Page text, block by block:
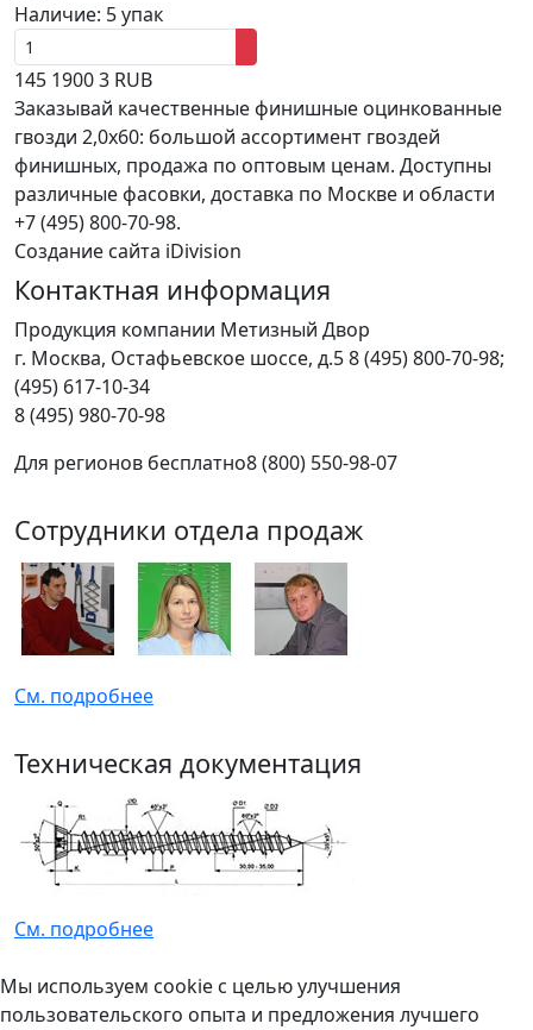
Наличие: 5 упак
145 19003 RUB
Заказывай качественные финишные оцинкованные
гвозди 2,0x60: большой ассортимент гвоздей
финишных, продажа по оптовым ценам. Доступны
различные фасовки, доставка по Москве и области
+7 (495) 800-70-98.
Создание сайта iDivision
Контактная информация
Продукция компании Метизный Двор
г. Москва, Остафьевское шоссе, д.58 (495) 800-70-98;
(495) 617-10-34
8 (495) 980-70-98
Для регионов бесплатно8 (800) 550-98-07
Сотрудники отдела продаж
См. подробнее
Техническая документация
См. подробнее
Мы используем cookie с целью улучшения
пользовательского опыта и предложения лучшего